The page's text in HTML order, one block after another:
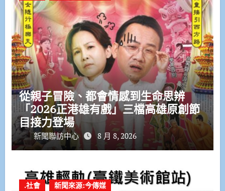
從親子冒險、都會情感到生命思辨
「2026正港雄有戲」三檔高雄原創節
目接力登場
新聞聯訪中心 8 月 8, 2026
.社會 新聞來源:今傳媒